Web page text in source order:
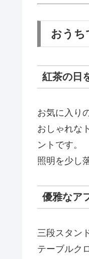
おうち
紅茶の日
お気に入り
おしゃれな
ントです。
照明を少し
優雅なア
三段スタン
テーブルク